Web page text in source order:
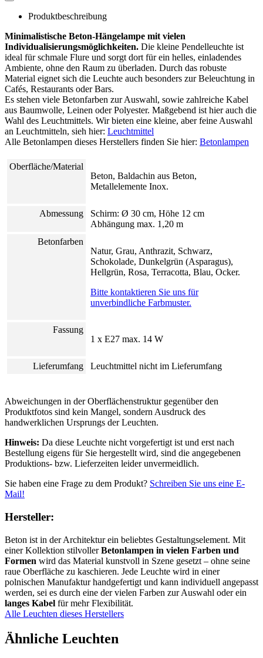
Produktbeschreibung
Minimalistische Beton-Hängelampe mit vielen
Individualisierungsmöglichkeiten. Die kleine Pendelleuchte ist
ideal für schmale Flure und sorgt dort für ein helles, einladendes
Ambiente, ohne den Raum zu überladen. Durch das robuste
Material eignet sich die Leuchte auch besonders zur Beleuchtung in
Cafés, Restaurants oder Bars.
Es stehen viele Betonfarben zur Auswahl, sowie zahlreiche Kabel
aus Baumwolle, Leinen oder Polyester. Maßgebend ist hier auch die
Wahl des Leuchtmittels. Wir bieten eine kleine, aber feine Auswahl
an Leuchtmitteln, sieh hier: Leuchtmittel
Alle Betonlampen dieses Herstellers finden Sie hier: Betonlampen
Oberfläche/Material
Beton, Baldachin aus Beton,
Metallelemente Inox.
Abmessung
Schirm: Ø 30 cm, Höhe 12 cm
Abhängung max. 1,20 m
Betonfarben
Natur, Grau, Anthrazit, Schwarz,
Schokolade, Dunkelgrün (Asparagus),
Hellgrün, Rosa, Terracotta, Blau, Ocker.
Bitte kontaktieren Sie uns für
unverbindliche Farbmuster.
Fassung
1 x E27 max. 14 W
Lieferumfang Leuchtmittel nicht im Lieferumfang
Abweichungen in der Oberflächenstruktur gegenüber den
Produktfotos sind kein Mangel, sondern Ausdruck des
handwerklichen Ursprungs der Leuchten.
Hinweis: Da diese Leuchte nicht vorgefertigt ist und erst nach
Bestellung eigens für Sie hergestellt wird, sind die angegebenen
Produktions- bzw. Lieferzeiten leider unvermeidlich.
Sie haben eine Frage zu dem Produkt? Schreiben Sie uns eine E-
Mail!
Hersteller:
Beton ist in der Architektur ein beliebtes Gestaltungselement. Mit
einer Kollektion stilvollerBetonlampen in vielen Farben und
Formen wird das Material kunstvoll in Szene gesetzt – ohne seine
raue Oberfläche zu kaschieren. Jede Leuchte wird in einer
polnischen Manufaktur handgefertigt und kann individuell angepasst
werden, sei es durch eine der vielen Farben zur Auswahl oder ein
langes Kabel für mehr Flexibilität.
Alle Leuchten dieses Herstellers
Ähnliche Leuchten